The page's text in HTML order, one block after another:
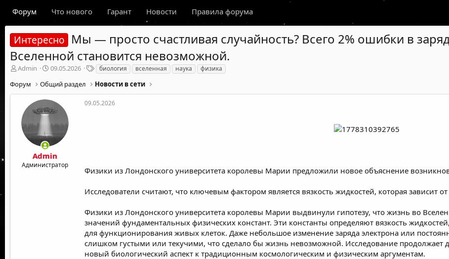
Форум Что нового Гарант Новости Правила форума
Интересно Мы — просто счастливая случайность? Всего 2% ошибки в
Вселенной становится невозможной.
А
т
о
м
Admin
Д
т
а
н
а
а
л
а
09.05.2026
Т
е
г
и
биология вселенная наука физика
Форум Общий раздел Новости в сети
Admin
Администратор
09.05.2026
Физики из Лондонского университета королевы Марии предложили новое объяснение
Исследователи считают, что ключевым фактором является вязкость жидкостей, которая зависит
Физики из Лондонского университета королевы Марии выдвинули гипотезу, что жизнь во
значений фундаментальных физических констант. Эти константы определяют вязкость
для функционирования живых клеток. Даже небольшое изменение заряда электрона или
слишком густыми или текучими, что сделало бы жизнь невозможной. Исследование продолжает
новый биологический аспект к традиционным космологическим и физическим аргументам.